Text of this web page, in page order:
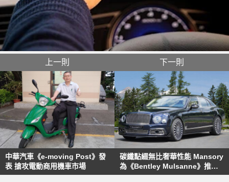
上一則
中華汽車《e-moving Post》發
表 搶攻電動商用機車市場
下一則
碳纖點綴無比奢華性能 Mansory
為《Bentley Mulsanne》推出
最新改裝方案